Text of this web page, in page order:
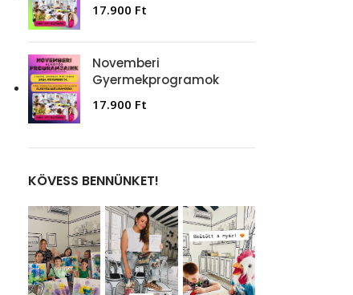
17.900 Ft
Novemberi
Gyermekprogramok
17.900 Ft
KÖVESS BENNÜNKET!